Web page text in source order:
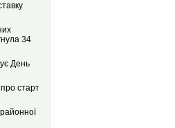
34
День
старт